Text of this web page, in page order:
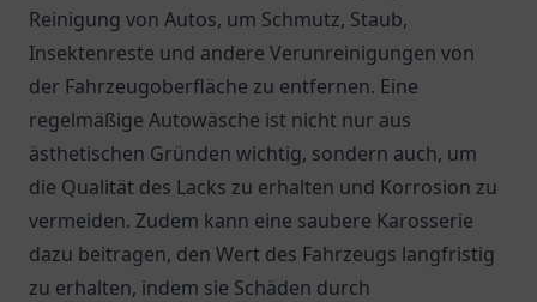
Reinigung von Autos, um Schmutz, Staub,
Insektenreste und andere Verunreinigungen von
der Fahrzeugoberfläche zu entfernen. Eine
regelmäßige Autowäsche ist nicht nur aus
ästhetischen Gründen wichtig, sondern auch, um
die Qualität des Lacks zu erhalten und Korrosion zu
vermeiden. Zudem kann eine saubere Karosserie
dazu beitragen, den Wert des Fahrzeugs langfristig
zu erhalten, indem sie Schäden durch